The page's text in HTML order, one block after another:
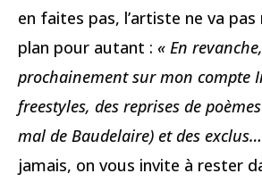
en faites pas, l’artiste ne va pas
plan pour autant : « En
prochainement sur mon compte
freestyles, des reprises de
mal de Baudelaire) et des
jamais, on vous invite à rester